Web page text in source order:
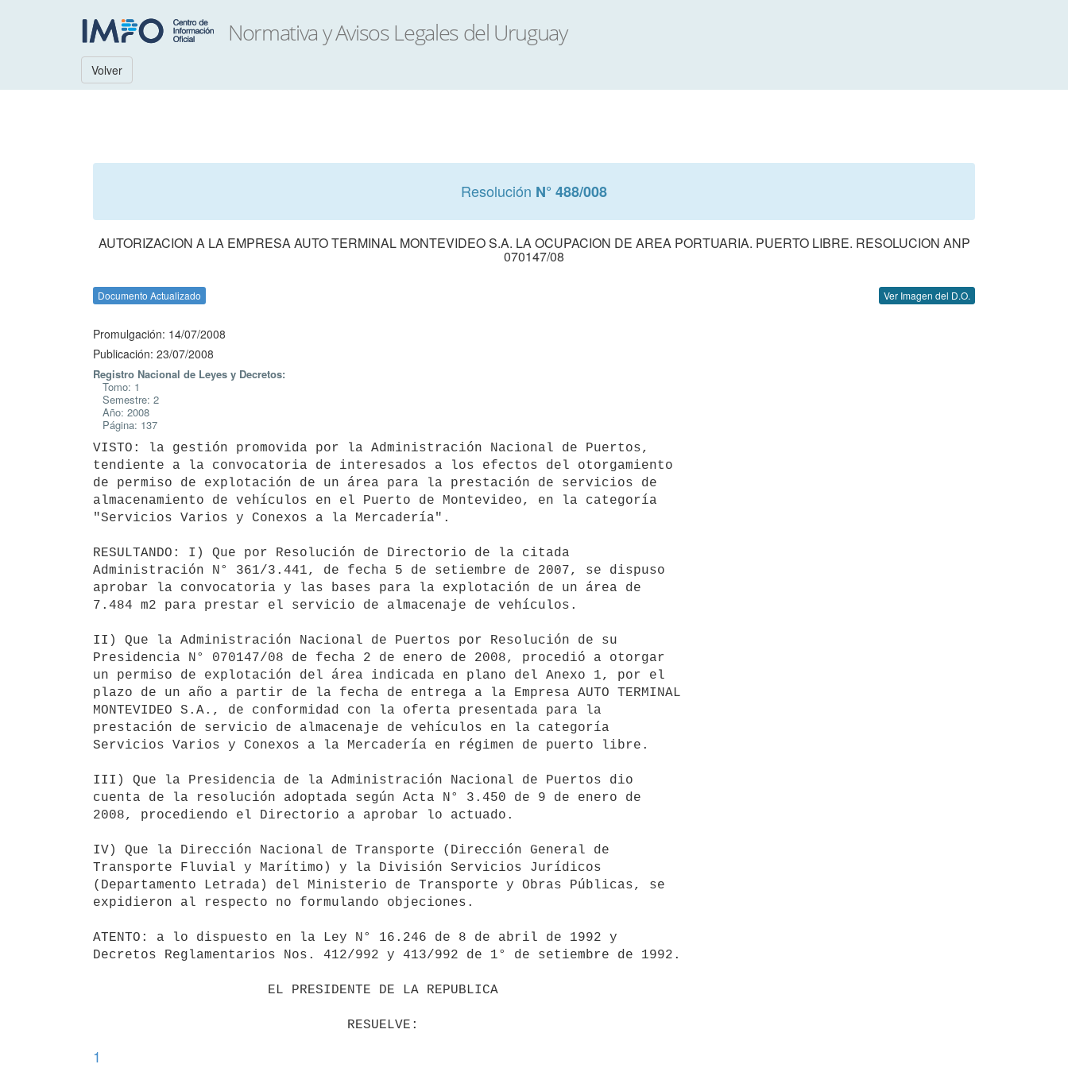
Volver
Resolución N° 488/008
AUTORIZACION A LA EMPRESA AUTO TERMINAL MONTEVIDEO S.A. LA OCUPACION DE AREA PORTUARIA. PUERTO LIBRE. RESOLUCION ANP
070147/08
Documento Actualizado Ver Imagen del D.O.
Promulgación: 14/07/2008
Publicación: 23/07/2008
Registro Nacional de Leyes y Decretos:
Tomo: 1
Semestre: 2
Año: 2008
Página: 137
VISTO: la gestión promovida por la Administración Nacional de Puertos,
tendiente a la convocatoria de interesados a los efectos del otorgamiento
de permiso de explotación de un área para la prestación de servicios de
almacenamiento de vehículos en el Puerto de Montevideo, en la categoría
"Servicios Varios y Conexos a la Mercadería".
RESULTANDO: I) Que por Resolución de Directorio de la citada
Administración N° 361/3.441, de fecha 5 de setiembre de 2007, se dispuso
aprobar la convocatoria y las bases para la explotación de un área de
7.484 m2 para prestar el servicio de almacenaje de vehículos.
II) Que la Administración Nacional de Puertos por Resolución de su
Presidencia N° 070147/08 de fecha 2 de enero de 2008, procedió a otorgar
un permiso de explotación del área indicada en plano del Anexo 1, por el
plazo de un año a partir de la fecha de entrega a la Empresa AUTO TERMINAL
MONTEVIDEO S.A., de conformidad con la oferta presentada para la
prestación de servicio de almacenaje de vehículos en la categoría
Servicios Varios y Conexos a la Mercadería en régimen de puerto libre.
III) Que la Presidencia de la Administración Nacional de Puertos dio
cuenta de la resolución adoptada según Acta N° 3.450 de 9 de enero de
2008, procediendo el Directorio a aprobar lo actuado.
IV) Que la Dirección Nacional de Transporte (Dirección General de
Transporte Fluvial y Marítimo) y la División Servicios Jurídicos
(Departamento Letrada) del Ministerio de Transporte y Obras Públicas, se
expidieron al respecto no formulando objeciones.
ATENTO: a lo dispuesto en la Ley N° 16.246 de 8 de abril de 1992 y
Decretos Reglamentarios Nos. 412/992 y 413/992 de 1° de setiembre de 1992.
1